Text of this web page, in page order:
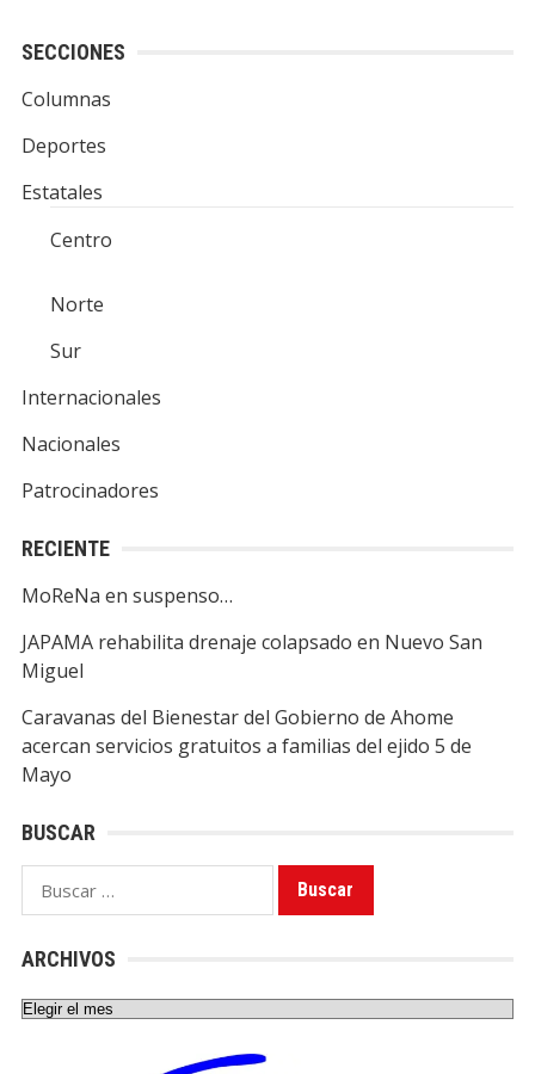
SECCIONES
Columnas
Deportes
Estatales
Centro
Norte
Sur
Internacionales
Nacionales
Patrocinadores
RECIENTE
MoReNa en suspenso…
JAPAMA rehabilita drenaje colapsado en Nuevo San
Miguel
Caravanas del Bienestar del Gobierno de Ahome
acercan servicios gratuitos a familias del ejido 5 de
Mayo
BUSCAR
Buscar:
ARCHIVOS
Archivos